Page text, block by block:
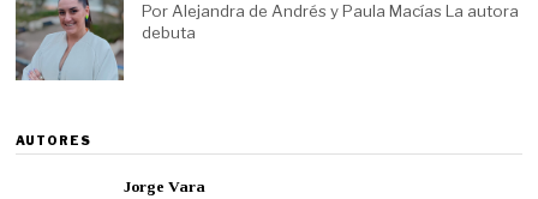
Por Alejandra de Andrés y Paula Macías La autora
debuta
AUTORES
Jorge Vara